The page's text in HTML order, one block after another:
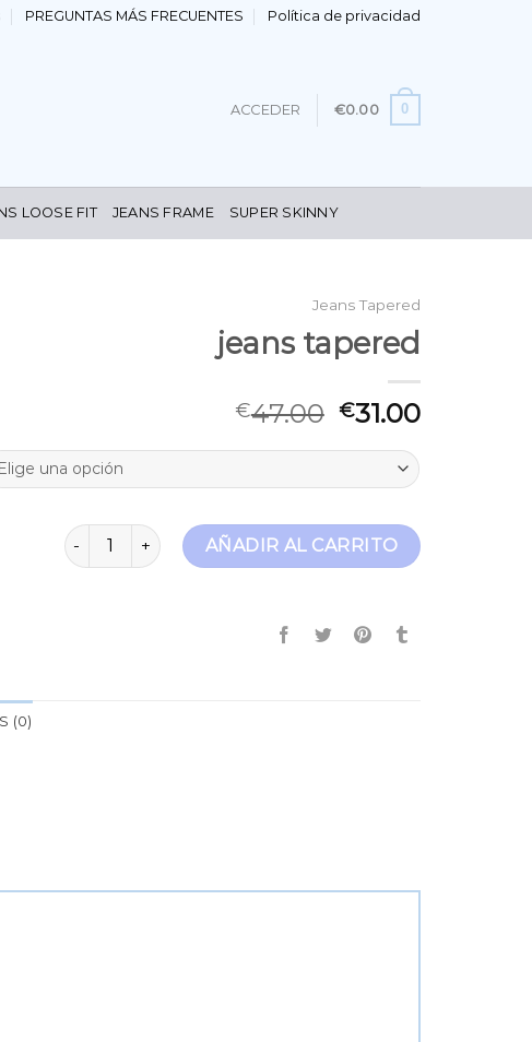
PREGUNTAS MÁS FRECUENTES Política de privacidad
ACCEDER €0.00 0
LOOSE FIT JEANS FRAME SUPER SKINNY
Jeans Tapered
jeans tapered
€47.00 €31.00
jeans tapered cantidadAÑADIR AL CARRITO
(0)